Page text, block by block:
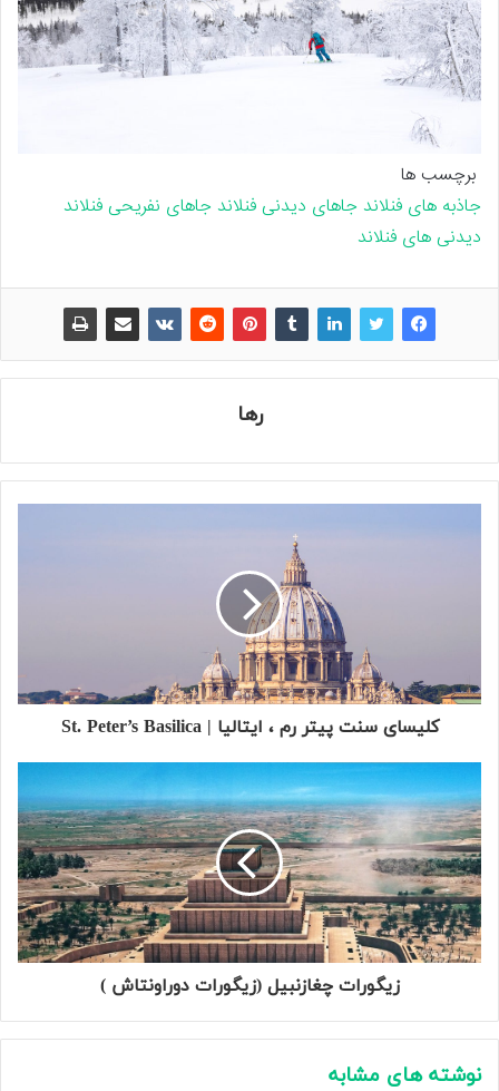
برچسب ها
جاذبه های فنلاند جاهای دیدنی فنلاند جاهای نفریحی فنلاند
دیدنی های فنلاند
رها
کلیسای سنت پیتر رم ، ایتالیا | St. Peter’s Basilica
زیگورات چغازنبیل (زیگورات دوراونتاش )
نوشته های مشابه